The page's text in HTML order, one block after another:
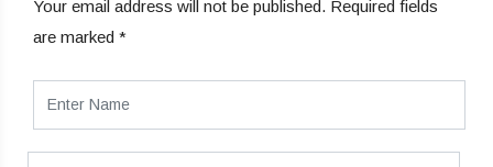
Your email address will not be published. Required fields
are marked *